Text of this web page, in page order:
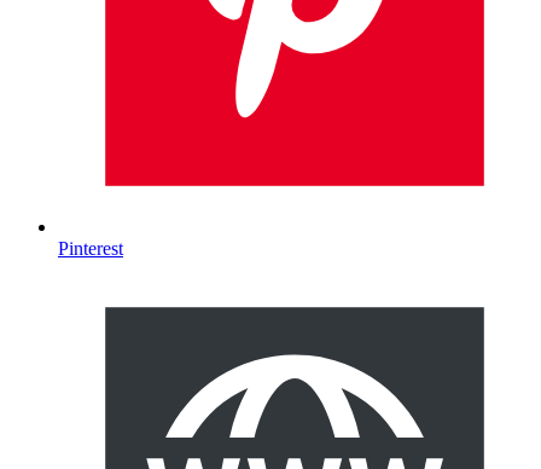
Pinterest